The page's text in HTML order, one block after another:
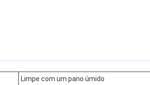
Limpe com um pano úmido